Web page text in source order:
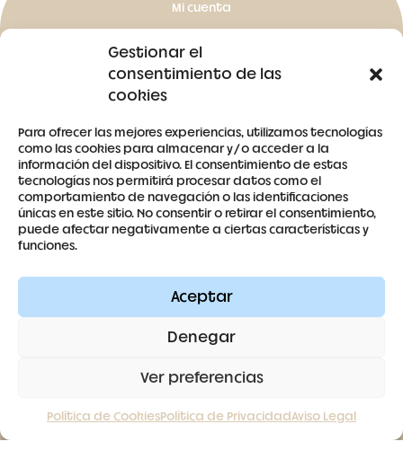
Gestionar el
consentimiento de las
cookies
Para ofrecer las mejores experiencias, utilizamos tecnologías
como las cookies para almacenar y/o acceder a la
información del dispositivo. El consentimiento de estas
tecnologías nos permitirá procesar datos como el
comportamiento de navegación o las identificaciones
únicas en este sitio. No consentir o retirar el consentimiento,
puede afectar negativamente a ciertas características y
funciones.
Aceptar
Denegar
Ver preferencias
Política de CookiesPolítica de Privacidad Aviso Legal
Mi cuenta
Mis pedidos
Detalles de la cuenta
679 53 59 63
antoniaberrocal@hotmail.com
SÍGUENOS
Contacto